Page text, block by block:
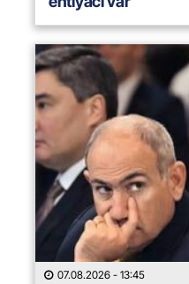
07.08.2026 - 13:45